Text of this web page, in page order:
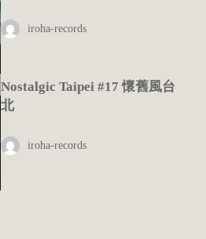
iroha-records
Nostalgic Taipei #17 懷舊風台
北
iroha-records